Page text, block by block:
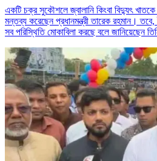
একটি চক্র সুকৌশলে জ্বালানি কিংবা বিদ্যুৎ
মন্তব্য করেছেন প্রধানমন্ত্রী তারেক রহমান।
সব পরিস্থিতি মোকাবিলা করছে বলে জানিয়েছেন